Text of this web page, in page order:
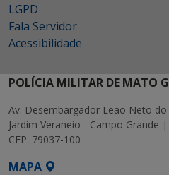
LGPD
Fala Servidor
Acessibilidade
POLÍCIA MILITAR DE MATO
Av. Desembargador Leão Neto
Jardim Veraneio - Campo Grande
CEP: 79037-100
MAPA